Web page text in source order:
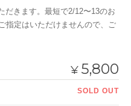
だきます。最短で2/12〜13のお
指定はいただけませんので、ご
¥ 5,800
SOLD OUT